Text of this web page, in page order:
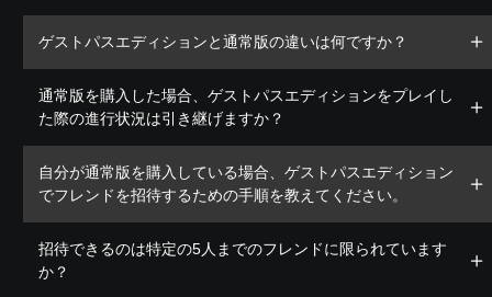
ゲストパスエディションと通常版の違いは何ですか？
通常版を購入した場合、ゲストパスエディションをプレイし
た際の進行状況は引き継げますか？
自分が通常版を購入している場合、ゲストパスエディション
でフレンドを招待するための手順を教えてください。
招待できるのは特定の5人までのフレンドに限られています
か？